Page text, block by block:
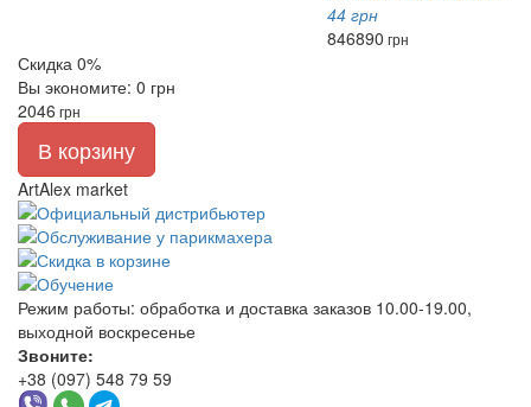
44 грн
846890 грн
Скидка 0%
Вы экономите: 0 грн
2046 грн
В корзину
ArtAlex market
Режим работы: обработка и доставка заказов 10.00-19.00,
выходной воскресенье
Звоните:
+38 (097) 548 79 59